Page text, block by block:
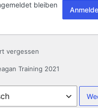
bleiben
vergessen
Training 2021